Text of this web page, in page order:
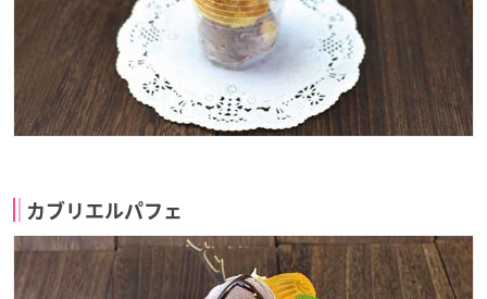
カブリエルパフェ